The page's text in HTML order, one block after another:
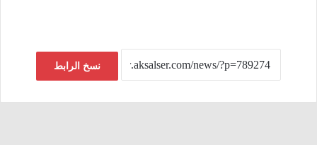
نسخ الرابط